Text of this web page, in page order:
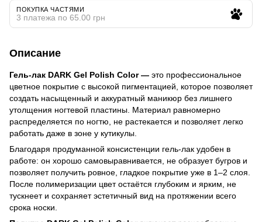
ПОКУПКА ЧАСТЯМИ
3 платежа по 65.00 грн
Описание
Гель-лак DARK Gel Polish Color — это профессиональное
цветное покрытие с высокой пигментацией, которое позволяет
создать насыщенный и аккуратный маникюр без лишнего
утолщения ногтевой пластины. Материал равномерно
распределяется по ногтю, не растекается и позволяет легко
работать даже в зоне у кутикулы.
Благодаря продуманной консистенции гель-лак удобен в
работе: он хорошо самовыравнивается, не образует бугров и
позволяет получить ровное, гладкое покрытие уже в 1–2 слоя.
После полимеризации цвет остаётся глубоким и ярким, не
тускнеет и сохраняет эстетичный вид на протяжении всего
срока носки.